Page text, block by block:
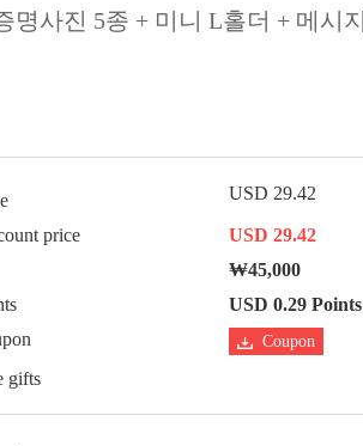
명사진 5종 + 미니 L홀더 + 메시
USD 29.42
price
USD 29.42
₩45,000
USD 0.29 Points
Coupon
gifts